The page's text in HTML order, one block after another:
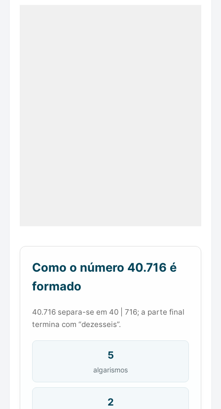
Como o número 40.716 é
formado
40.716 separa-se em 40 | 716; a parte final
termina com “dezesseis”.
5
algarismos
2